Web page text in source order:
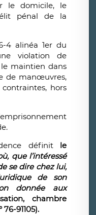
le domicile, le
pénal de la
4 alinéa 1er du
violation de
maintien dans
de manœuvres,
hors
définit le
que l’intéressé
se dire chez lui,
de son
donnée aux
chambre
91105).